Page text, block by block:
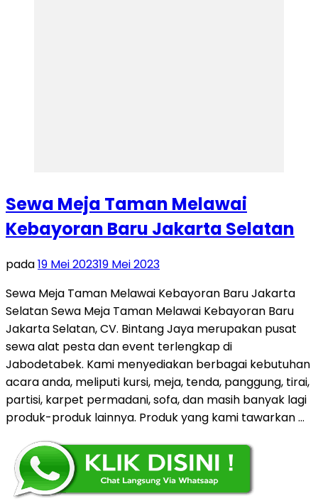
Sewa Meja Taman Melawai
Kebayoran Baru Jakarta Selatan
pada19 Mei 202319 Mei 2023
Sewa Meja Taman Melawai Kebayoran Baru Jakarta
Selatan Sewa Meja Taman Melawai Kebayoran Baru
Jakarta Selatan, CV. Bintang Jaya merupakan pusat
sewa alat pesta dan event terlengkap di
Jabodetabek. Kami menyediakan berbagai kebutuhan
acara anda, meliputi kursi, meja, tenda, panggung, tirai,
partisi, karpet permadani, sofa, dan masih banyak lagi
produk-produk lainnya. Produk yang kami tawarkan …